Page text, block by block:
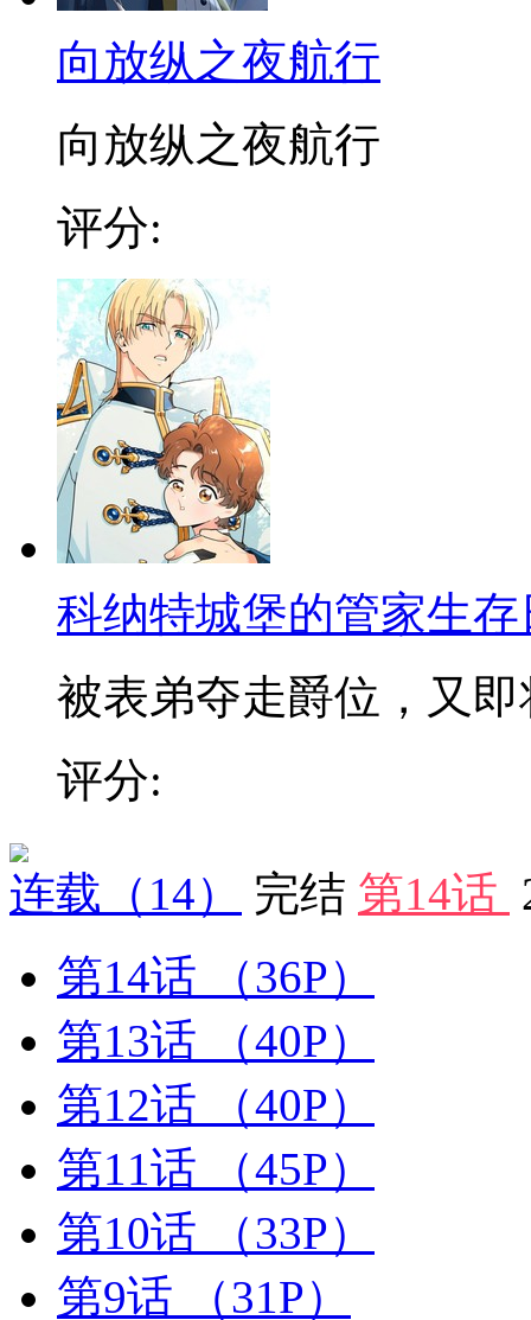
向放纵之夜航行
向放纵之夜航行
评分:
科纳特城堡的管家生存
被表弟夺走爵位，又即
评分:
连载 （14） 完结 第14话
第14话
（36P）
第13话
（40P）
第12话
（40P）
第11话
（45P）
第10话
（33P）
第9话
（31P）